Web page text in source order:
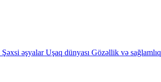
Şəxsi əşyalar Uşaq dünyası Gözəllik və sağlamlıq